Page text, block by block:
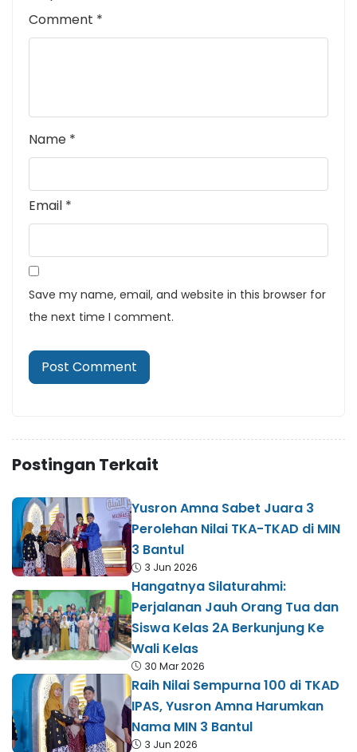
Comment *
Name *
Email *
Save my name, email, and website in this browser for
the next time I comment.
Postingan Terkait
Yusron Amna Sabet Juara 3
Perolehan Nilai TKA-TKAD di MIN
3 Bantul
3 Jun 2026
Hangatnya Silaturahmi:
Perjalanan Jauh Orang Tua dan
Siswa Kelas 2A Berkunjung Ke
Wali Kelas
30 Mar 2026
Raih Nilai Sempurna 100 di TKAD
IPAS, Yusron Amna Harumkan
Nama MIN 3 Bantul
3 Jun 2026